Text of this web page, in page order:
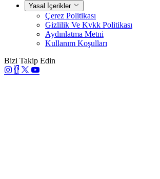
Yasal İçerikler
Çerez Politikası
Gizlilik Ve Kvkk Politikası
Aydınlatma Metni
Kullanım Koşulları
Bizi Takip Edin